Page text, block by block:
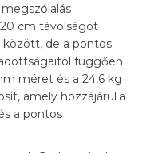
cm távolságot
között, de a pontos
függően
méret és a 24,6 kg
amely hozzájárul a
a pontos